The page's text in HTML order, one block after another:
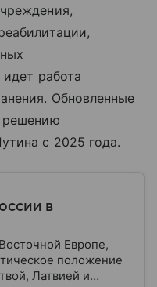
идет работа
Обновленные
решению
с 2025 года.
в
Европе,
положение
Латвией и